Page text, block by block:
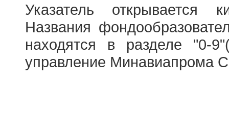
Указатель открывается
Названия
находятся в разделе "0-
управление Минавиапрома